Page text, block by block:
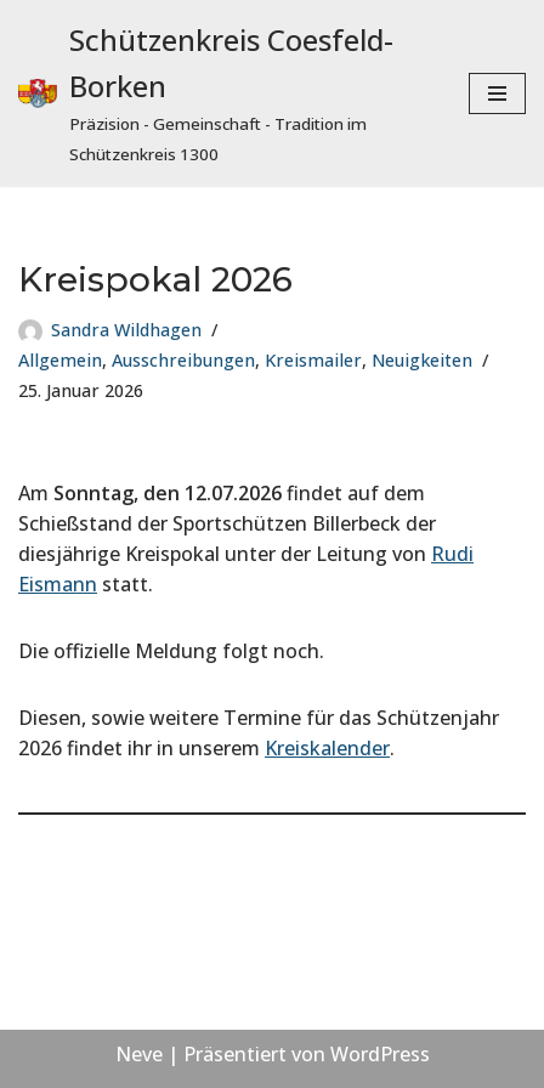
Inhalt
springen
Schützenkreis Coesfeld-
Borken
Präzision - Gemeinschaft - Tradition im
Schützenkreis 1300
Kreispokal 2026
Sandra Wildhagen
Allgemein, Ausschreibungen, Kreismailer, Neuigkeiten
25. Januar 2026
Am Sonntag, den 12.07.2026findet auf dem
Schießstand der Sportschützen Billerbeck der
diesjährige Kreispokal unter der Leitung von Rudi
Eismann statt.
Die offizielle Meldung folgt noch.
Diesen, sowie weitere Termine für das Schützenjahr
2026 findet ihr in unserem Kreiskalender.
Neve| Präsentiert von WordPress